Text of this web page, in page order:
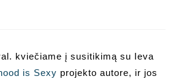
kviečiame į susitikimą su Ieva
is Sexy projekto autore, ir jos